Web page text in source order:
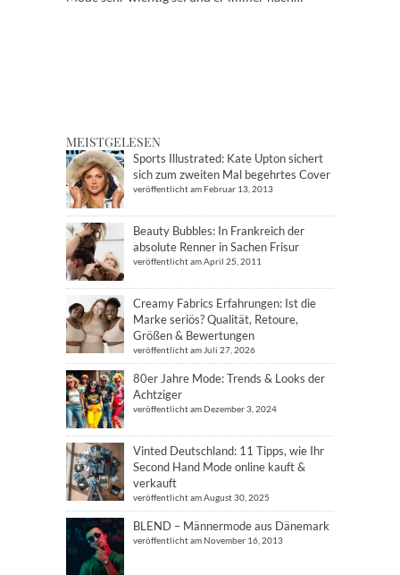
MEISTGELESEN
Sports Illustrated: Kate Upton sichert
sich zum zweiten Mal begehrtes Cover
veröffentlicht am Februar 13, 2013
Beauty Bubbles: In Frankreich der
absolute Renner in Sachen Frisur
veröffentlicht am April 25, 2011
Creamy Fabrics Erfahrungen: Ist die
Marke seriös? Qualität, Retoure,
Größen & Bewertungen
veröffentlicht am Juli 27, 2026
80er Jahre Mode: Trends & Looks der
Achtziger
veröffentlicht am Dezember 3, 2024
Vinted Deutschland: 11 Tipps, wie Ihr
Second Hand Mode online kauft &
verkauft
veröffentlicht am August 30, 2025
BLEND – Männermode aus Dänemark
veröffentlicht am November 16, 2013